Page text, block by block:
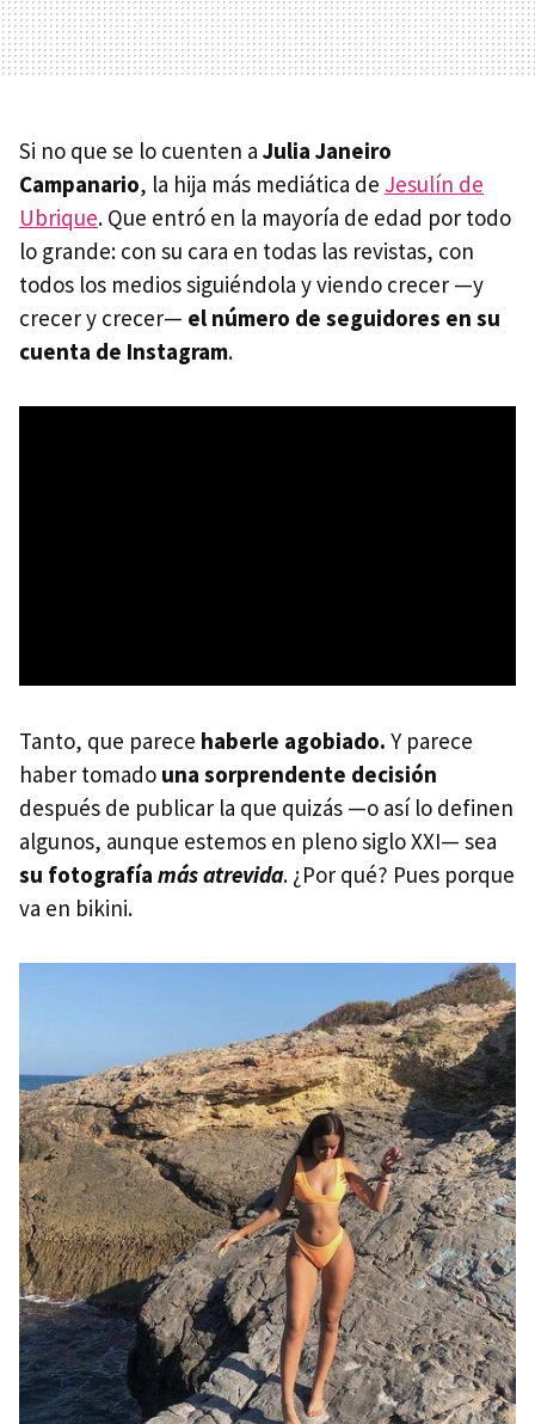
Si no que se lo cuenten a Julia Janeiro
Campanario, la hija más mediática de Jesulín de
Ubrique. Que entró en la mayoría de edad por todo
lo grande: con su cara en todas las revistas, con
todos los medios siguiéndola y viendo crecer —y
crecer y crecer— el número de seguidores en su
cuenta de Instagram.
Tanto, que parece haberle agobiado. Y parece
haber tomado una sorprendente decisión
después de publicar la que quizás —o así lo definen
algunos, aunque estemos en pleno siglo XXI— sea
su fotografía más atrevida. ¿Por qué? Pues porque
va en bikini.